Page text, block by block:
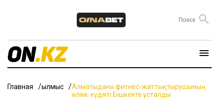
Главная Қылмыс
Алматыдағы фитнес-жаттықтырушының
өлімі: күдікті Бішкекте ұсталды